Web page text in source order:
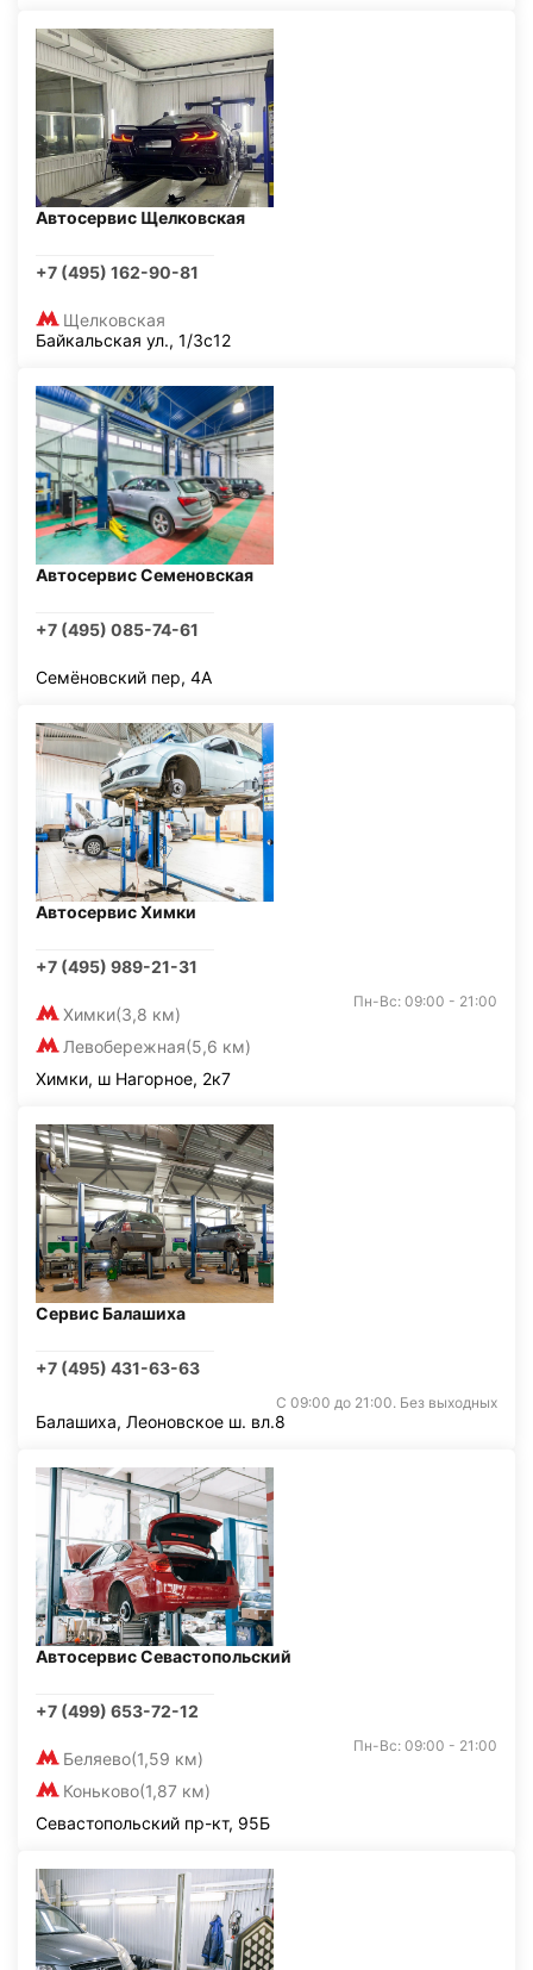
Автосервис Щелковская
+7 (495) 162-90-81
Щелковская
Байкальская ул., 1/3с12
Автосервис Семеновская
+7 (495) 085-74-61
Семёновский пер, 4А
Автосервис Химки
+7 (495) 989-21-31
Химки(3,8 км)
Левобережная(5,6 км)
Пн-Вс: 09:00 - 21:00
Химки, ш Нагорное, 2к7
Сервис Балашиха
+7 (495) 431-63-63
С 09:00 до 21:00. Без выходных
Балашиха, Леоновское ш. вл.8
Автосервис Севастопольский
+7 (499) 653-72-12
Беляево(1,59 км)
Коньково(1,87 км)
Пн-Вс: 09:00 - 21:00
Севастопольский пр-кт, 95Б